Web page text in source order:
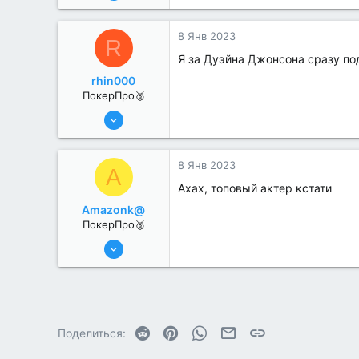
2
R
rhin000
ПокерПро🥉
11 Авг 2022
0
8 Янв 2023
Я за Дуэйна Джонсона сразу
A
Amazonk@
ПокерПро🥉
17 Авг 2022
8 Янв 2023
Ахах, топовый актер кстати
Поделиться: Reddit PinterestWhatsAppЭлектронная почта